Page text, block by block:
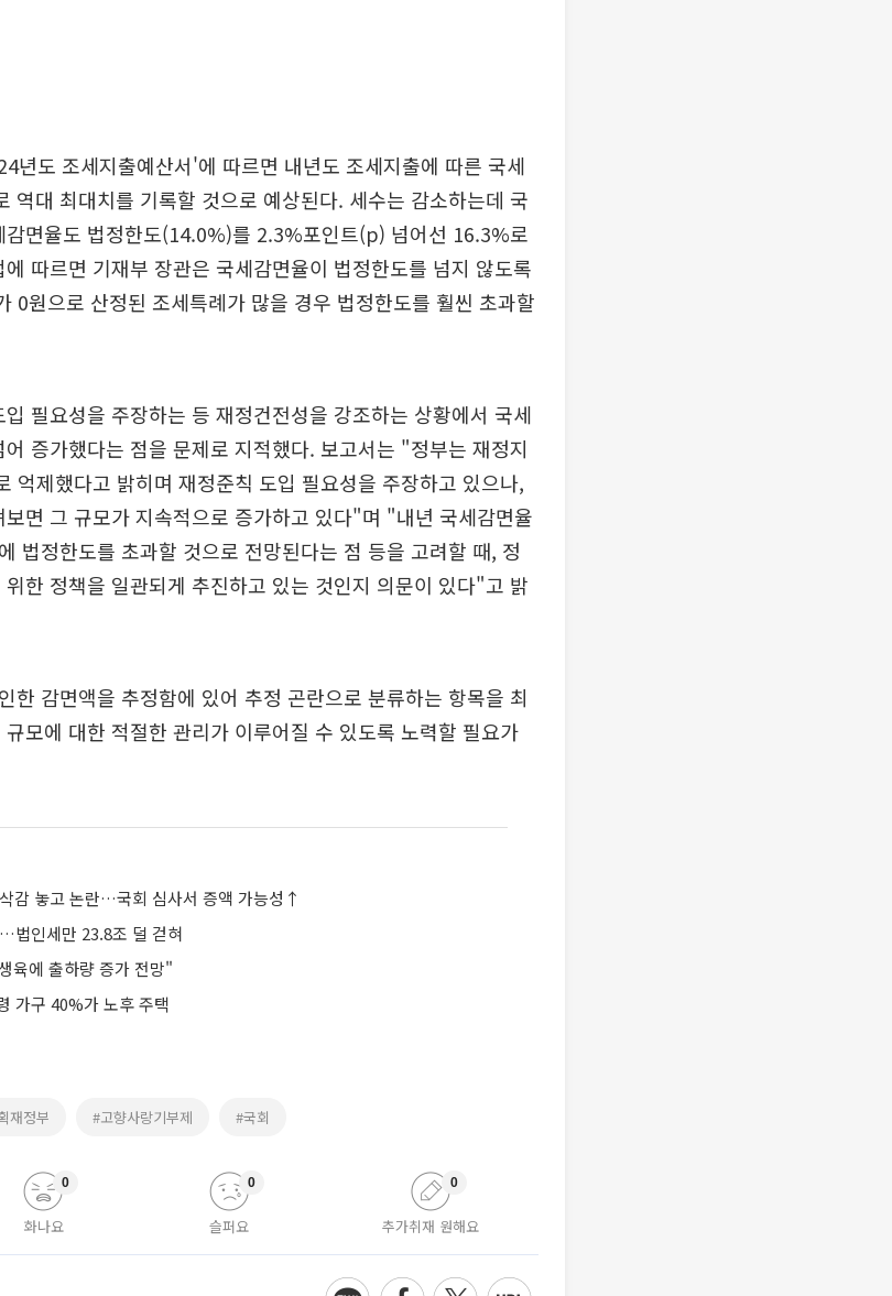
년도 조세지출예산서'에 따르면 내년도 조세지출에 따른 국세
역대 최대치를 기록할 것으로 예상된다. 세수는 감소하는데 국
감면율도 법정한도(14.0%)를 2.3%포인트(p) 넘어선 16.3%로
따르면 기재부 장관은 국세감면율이 법정한도를 넘지 않도록
0원으로 산정된 조세특례가 많을 경우 법정한도를 훨씬 초과할
필요성을 주장하는 등 재정건전성을 강조하는 상황에서 국세
증가했다는 점을 문제로 지적했다. 보고서는 "정부는 재정지
억제했다고 밝히며 재정준칙 도입 필요성을 주장하고 있으나,
면 그 규모가 지속적으로 증가하고 있다"며 "내년 국세감면율
법정한도를 초과할 것으로 전망된다는 점 등을 고려할 때, 정
한 정책을 일관되게 추진하고 있는 것인지 의문이 있다"고 밝
한 감면액을 추정함에 있어 추정 곤란으로 분류하는 항목을 최
모에 대한 적절한 관리가 이루어질 수 있도록 노력할 필요가
감 놓고 논란…국회 심사서 증액 가능성↑
법인세만 23.8조 덜 걷혀
육에 출하량 증가 전망"
가구 40%가 노후 주택
재정부 #고향사랑기부제 #국회
화나요
0
슬퍼요
0
추가취재 원해요
0